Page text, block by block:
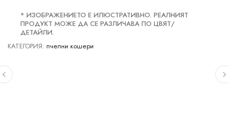
* ИЗОБРАЖЕНИЕТО Е ИЛЮСТРАТИВНО. РЕАЛНИЯТ
ПРОДУКТ МОЖЕ ДА СЕ РАЗЛИЧАВА ПО ЦВЯТ/
ДЕТАЙЛИ.
КАТЕГОРИЯ: пчелни кошери